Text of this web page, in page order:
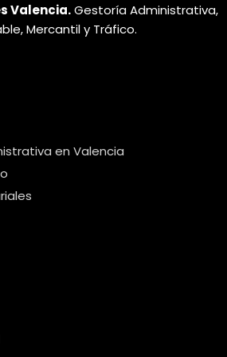
Valencia.Gestoría Administrativa,
Mercantil y Tráfico.
en Valencia